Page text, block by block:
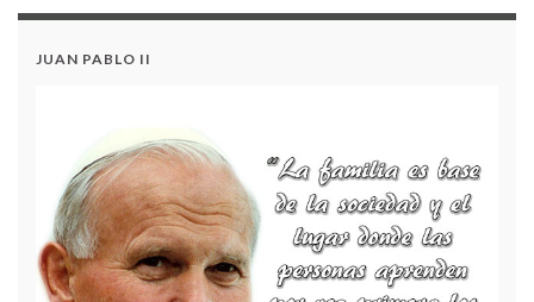
Proceso de Matrículas 2026
GOBIERNO ESCOLAR 2023
AUDIENCIA RENDICIÓN DE CUENTAS VIGENCIA
– 2022
JUAN PABLO II